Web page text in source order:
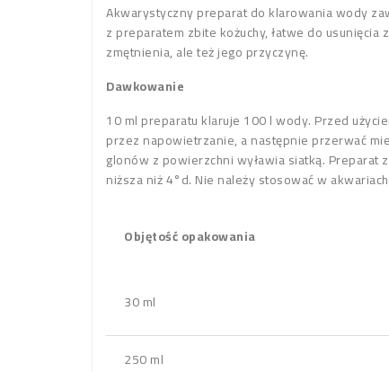
Akwarystyczny preparat do klarowania wody
z preparatem zbite kożuchy, łatwe do
zmętnienia, ale też jego przyczynę.
Dawkowanie
10 ml preparatu klaruje 100 l wody. Przed
przez napowietrzanie, a następnie przerwać
glonów z powierzchni wyławia siatką.
niższa niż 4°d. Nie należy stosować w
Objętość opakowania
30 ml
250 ml